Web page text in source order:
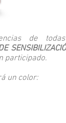
de
participado.
un color: